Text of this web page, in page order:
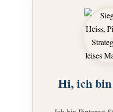
Hi, ich